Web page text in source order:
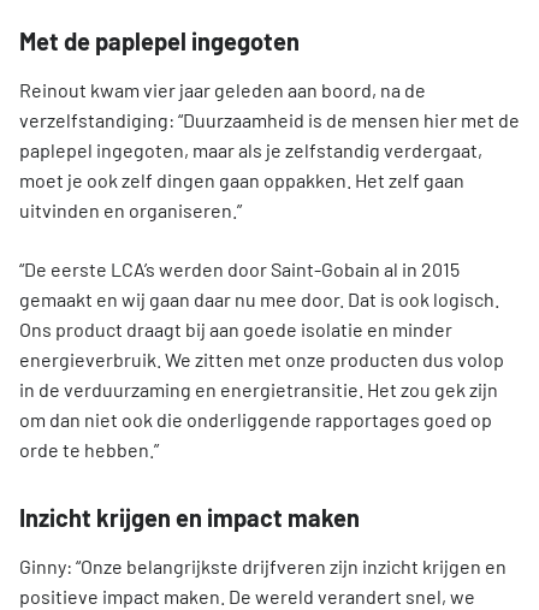
Met de paplepel ingegoten
Reinout kwam vier jaar geleden aan boord, na de
verzelfstandiging: “Duurzaamheid is de mensen hier met de
paplepel ingegoten, maar als je zelfstandig verdergaat,
moet je ook zelf dingen gaan oppakken. Het zelf gaan
uitvinden en organiseren.”
“De eerste LCA’s werden door Saint-Gobain al in 2015
gemaakt en wij gaan daar nu mee door. Dat is ook logisch.
Ons product draagt bij aan goede isolatie en minder
energieverbruik. We zitten met onze producten dus volop
in de verduurzaming en energietransitie. Het zou gek zijn
om dan niet ook die onderliggende rapportages goed op
orde te hebben.”
Inzicht krijgen en impact maken
Ginny: “Onze belangrijkste drijfveren zijn inzicht krijgen en
positieve impact maken. De wereld verandert snel, we